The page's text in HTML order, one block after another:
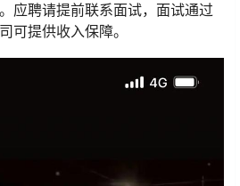
应聘请提前联系面试，面试通过
可提供收入保障。